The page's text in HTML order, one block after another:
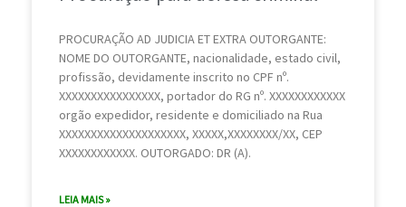
PROCURAÇÃO AD JUDICIA ET EXTRA OUTORGANTE:
NOME DO OUTORGANTE, nacionalidade, estado civil,
profissão, devidamente inscrito no CPF nº.
XXXXXXXXXXXXXXXX, portador do RG nº. XXXXXXXXXXXX
orgão expedidor, residente e domiciliado na Rua
XXXXXXXXXXXXXXXXXXXX, XXXXX,XXXXXXXX/XX, CEP
XXXXXXXXXXXX. OUTORGADO: DR (A).
LEIA MAIS »